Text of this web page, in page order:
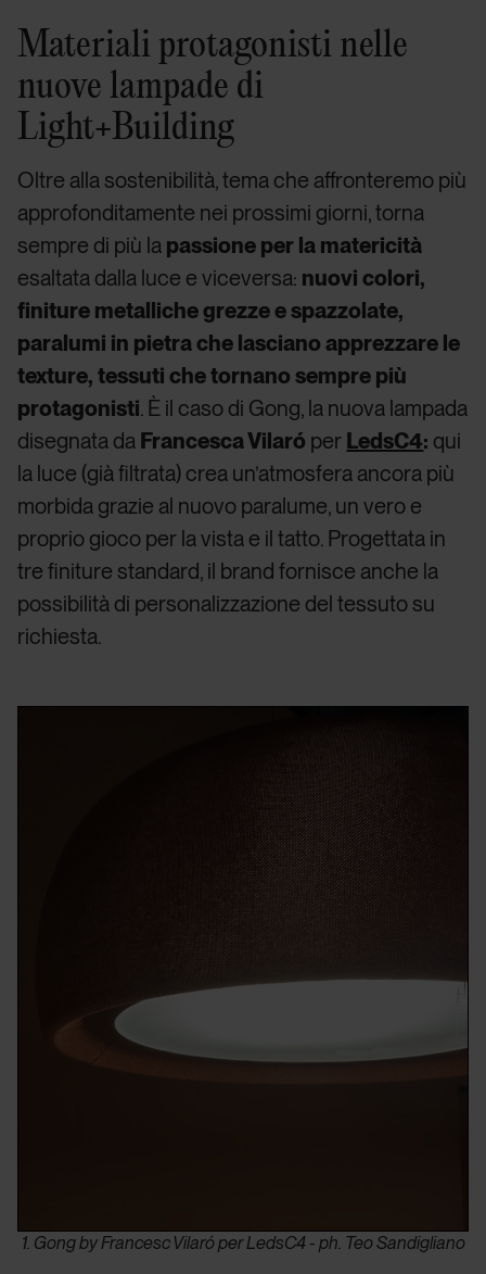
Materiali protagonisti nelle
nuove lampade di
Light+Building
Oltre alla sostenibilità, tema che affronteremo più
approfonditamente nei prossimi giorni, torna
sempre di più la passione per la matericità
esaltata dalla luce e viceversa: nuovi colori,
finiture metalliche grezze e spazzolate,
paralumi in pietra che lasciano apprezzare le
texture, tessuti che tornano sempre più
protagonisti. È il caso di Gong, la nuova lampada
disegnata da Francesca Vilaró per LedsC4: qui
la luce (già filtrata) crea un’atmosfera ancora più
morbida grazie al nuovo paralume, un vero e
proprio gioco per la vista e il tatto. Progettata in
tre finiture standard, il brand fornisce anche la
possibilità di personalizzazione del tessuto su
richiesta.
1. Gong by Francesc Vilaró per LedsC4 - ph. Teo Sandigliano